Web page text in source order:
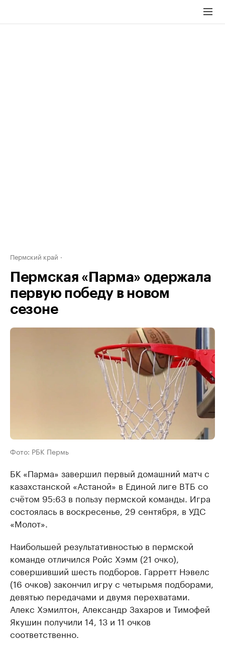
Пермский край
Пермская «Парма» одержала
первую победу в новом
сезоне
Фото: РБК Пермь
БК «Парма» завершил первый домашний матч с
казахстанской «Астаной» в Единой лиге ВТБ со
счётом 95:63 в пользу пермской команды. Игра
состоялась в воскресенье, 29 сентября, в УДС
«Молот».
Наибольшей результативностью в пермской
команде отличился Ройс Хэмм (21 очко),
совершивший шесть подборов. Гарретт Нэвелс
(16 очков) закончил игру с четырьмя подборами,
девятью передачами и двумя перехватами.
Алекс Хэмилтон, Александр Захаров и Тимофей
Якушин получили 14, 13 и 11 очков
соответственно.